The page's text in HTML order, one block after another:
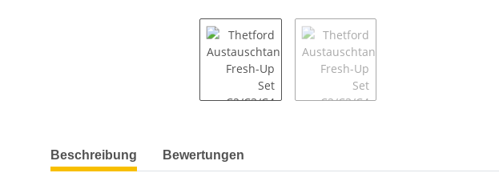
weitere Registerkarten anzeigen
Beschreibung Bewertungen